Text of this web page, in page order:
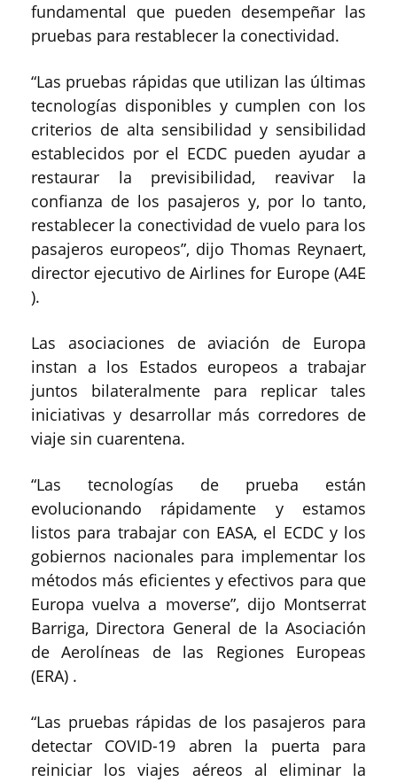
fundamental que pueden desempeñar las
pruebas para restablecer la conectividad.
“Las pruebas rápidas que utilizan las últimas
tecnologías disponibles y cumplen con los
criterios de alta sensibilidad y sensibilidad
establecidos por el ECDC pueden ayudar a
restaurar la previsibilidad, reavivar la
confianza de los pasajeros y, por lo tanto,
restablecer la conectividad de vuelo para los
pasajeros europeos”, dijo Thomas Reynaert,
director ejecutivo de Airlines for Europe (A4E
).
Las asociaciones de aviación de Europa
instan a los Estados europeos a trabajar
juntos bilateralmente para replicar tales
iniciativas y desarrollar más corredores de
viaje sin cuarentena.
“Las tecnologías de prueba están
evolucionando rápidamente y estamos
listos para trabajar con EASA, el ECDC y los
gobiernos nacionales para implementar los
métodos más eficientes y efectivos para que
Europa vuelva a moverse”, dijo Montserrat
Barriga, Directora General de la Asociación
de Aerolíneas de las Regiones Europeas
(ERA) .
“Las pruebas rápidas de los pasajeros para
detectar COVID-19 abren la puerta para
reiniciar los viajes aéreos al eliminar la